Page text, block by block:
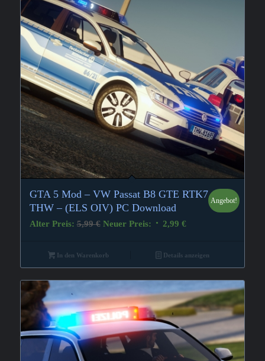
GTA 5 Mod – VW Passat B8 GTE RTK7
THW – (ELS OIV) PC Download
Alter Preis: 5,99€ Ursprünglicher
Neuer Preis: 2,99 €Aktueller
Angebot!
In den Warenkorb Details anzeigen